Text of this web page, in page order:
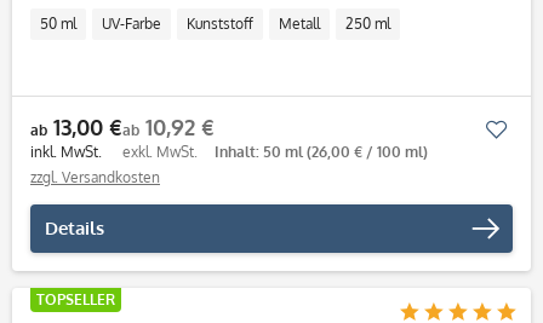
50 ml UV-Farbe Kunststoff Metall 250 ml
ab 13,00 €
inkl. MwSt.
ab 10,92 €
exkl. MwSt. Inhalt: 50 ml (26,00 € / 100 ml)
zzgl. Versandkosten
Details
TOPSELLER